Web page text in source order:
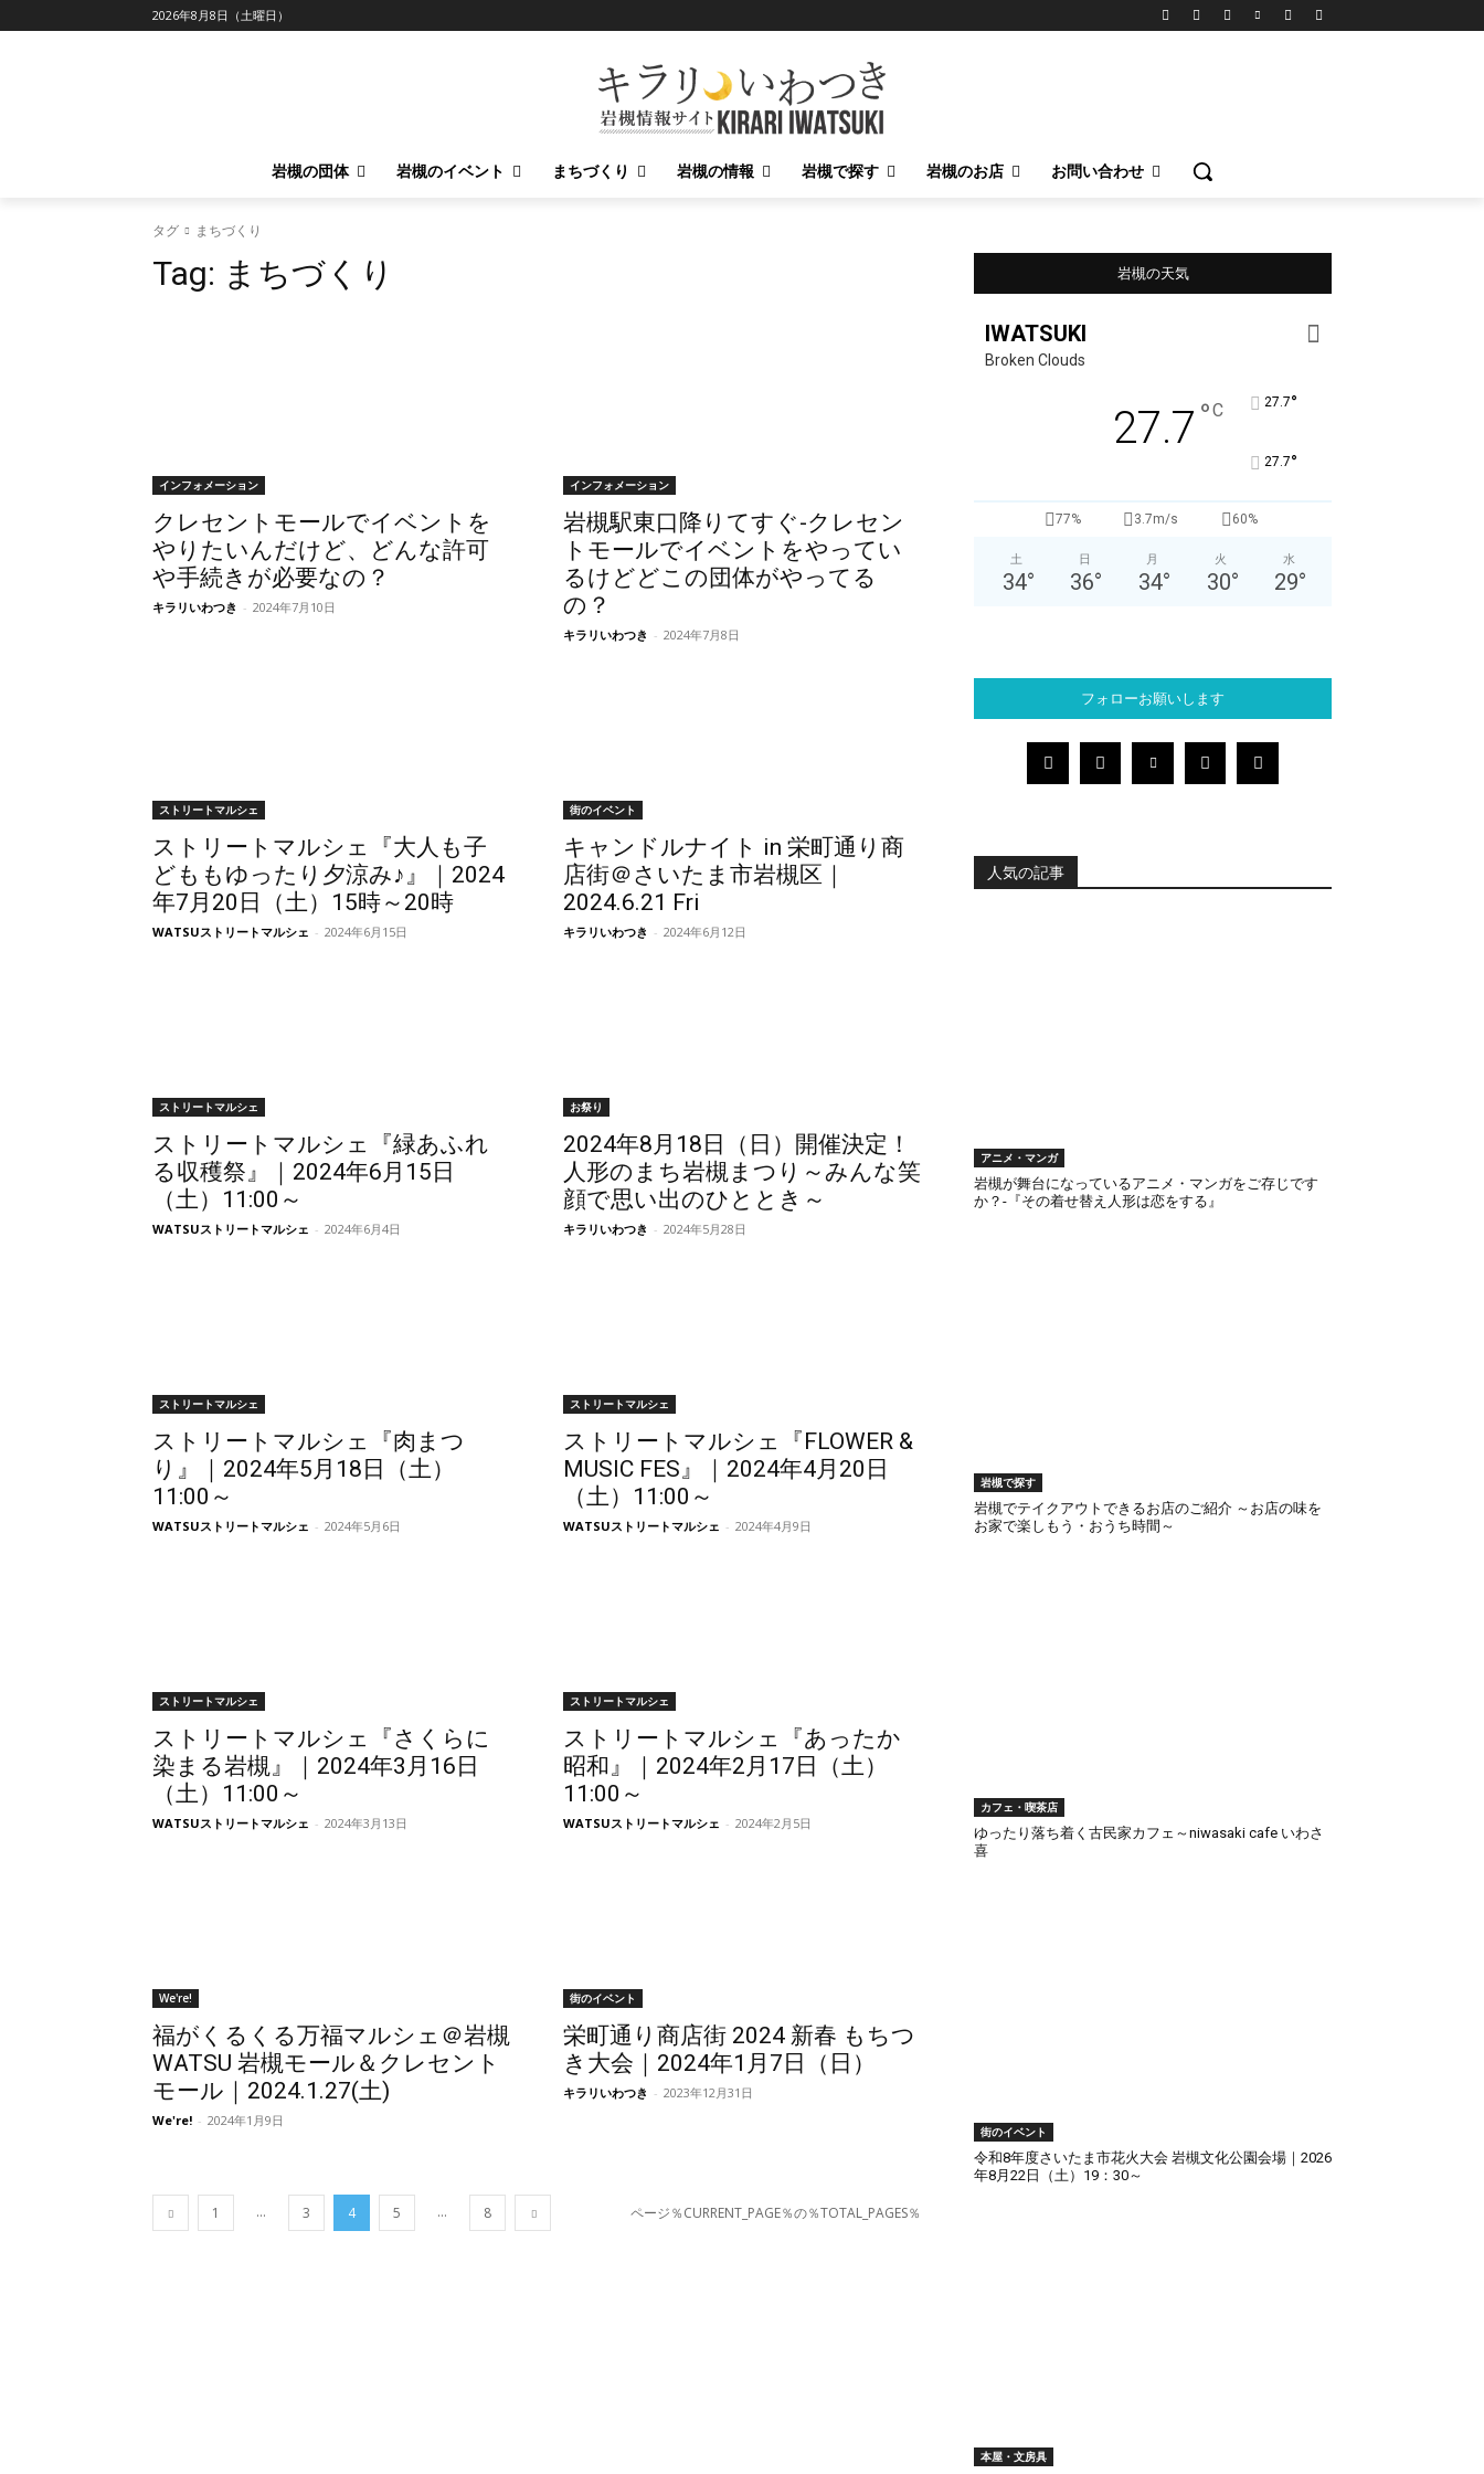
2026年8月8日（土曜日）
岩槻の団体 岩槻のイベント まちづくり 岩槻の情報 岩槻で探す 岩槻のお店 お問い合わせ
タグ まちづくり
Tag: まちづくり
インフォメーション
クレセントモールでイベントを
やりたいんだけど、どんな許可
や手続きが必要なの？
キラリいわつき - 2024年7月10日
インフォメーション
岩槻駅東口降りてすぐ-クレセン
トモールでイベントをやってい
るけどどこの団体がやってる
の？
キラリいわつき - 2024年7月8日
ストリートマルシェ
ストリートマルシェ『大人も子
どももゆったり夕涼み♪』｜2024
年7月20日（土）15時～20時
WATSUストリートマルシェ - 2024年6月15日
街のイベント
キャンドルナイト in 栄町通り商
店街＠さいたま市岩槻区｜
2024.6.21 Fri
キラリいわつき - 2024年6月12日
ストリートマルシェ
ストリートマルシェ『緑あふれ
る収穫祭』｜2024年6月15日
（土）11:00～
WATSUストリートマルシェ - 2024年6月4日
お祭り
2024年8月18日（日）開催決定！
人形のまち岩槻まつり～みんな笑
顔で思い出のひととき～
キラリいわつき - 2024年5月28日
ストリートマルシェ
ストリートマルシェ『肉まつ
り』｜2024年5月18日（土）
11:00～
WATSUストリートマルシェ - 2024年5月6日
ストリートマルシェ
ストリートマルシェ『FLOWER &
MUSIC FES』｜2024年4月20日
（土）11:00～
WATSUストリートマルシェ - 2024年4月9日
ストリートマルシェ
ストリートマルシェ『さくらに
染まる岩槻』｜2024年3月16日
（土）11:00～
WATSUストリートマルシェ - 2024年3月13日
ストリートマルシェ
ストリートマルシェ『あったか
昭和』｜2024年2月17日（土）
11:00～
WATSUストリートマルシェ - 2024年2月5日
We're!
福がくるくる万福マルシェ＠岩槻
WATSU 岩槻モール＆クレセント
モール｜2024.1.27(土)
We're! - 2024年1月9日
街のイベント
栄町通り商店街 2024 新春 もちつ
き大会｜2024年1月7日（日）
キラリいわつき - 2023年12月31日
1 ... 3 4 5 ... 8 ページ％CURRENT_PAGE％の％TOTAL_PAGES％
岩槻の天気
IWATSUKI
Broken Clouds
27.7 °C 27.7°
27.7°
77% 3.7m/s 60%
土
34°
日
36°
月
34°
火
30°
水
29°
フォローお願いします
人気の記事
アニメ・マンガ
岩槻が舞台になっているアニメ・マンガをご存じです
か？-『その着せ替え人形は恋をする』
岩槻で探す
岩槻でテイクアウトできるお店のご紹介 ～お店の味を
お家で楽しもう・おうち時間～
カフェ・喫茶店
ゆったり落ち着く古民家カフェ～niwasaki cafe いわさ
喜
街のイベント
令和8年度さいたま市花火大会 岩槻文化公園会場｜2026
年8月22日（土）19：30～
本屋・文房具